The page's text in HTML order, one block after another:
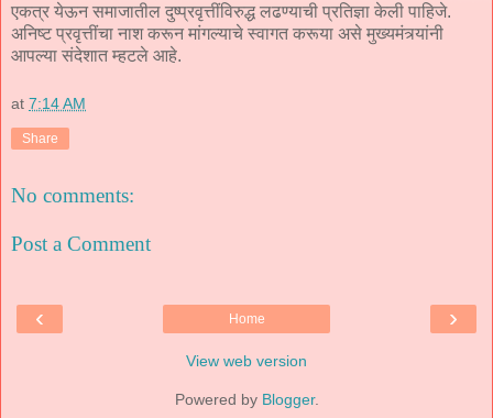
एकत्र येऊन समाजातील दुष्प्रवृत्तींविरुद्ध लढण्याची प्रतिज्ञा केली पाहिजे.
अनिष्ट प्रवृत्तींचा नाश करून मांगल्याचे स्वागत करूया असे मुख्यमंत्र्यांनी
आपल्या संदेशात म्हटले आहे.
at 7:14 AM
Share
No comments:
Post a Comment
‹ ›
Home
View web version
Powered by Blogger.